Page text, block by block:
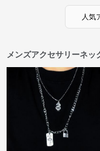
人気
メンズアクセサリーネッ